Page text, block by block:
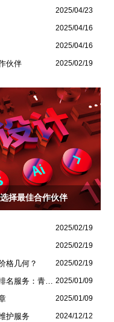
2025/04/23
2025/04/16
2025/04/16
伙伴 2025/02/19
择最佳合作伙伴
2025/02/19
2025/02/19
格几何？ 2025/02/19
2025/01/09
2025/01/09
护服务 2024/12/12